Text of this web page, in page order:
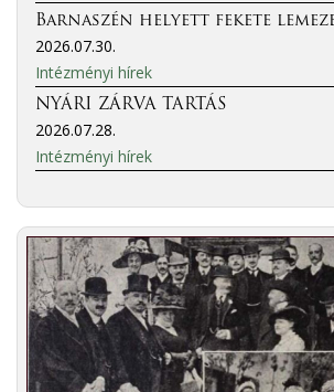
Barnaszén helyett fekete
2026.07.30.
Intézményi hírek
NYÁRI ZÁRVA TARTÁS
2026.07.28.
Intézményi hírek